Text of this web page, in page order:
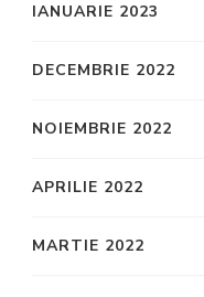
IANUARIE 2023
DECEMBRIE 2022
NOIEMBRIE 2022
APRILIE 2022
MARTIE 2022